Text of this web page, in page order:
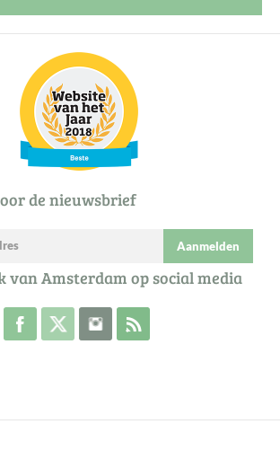
de nieuwsbrief
Aanmelden
van Amsterdam op social media
Volg de Buik op Facebook
Volg de Buik op Twitter
Volg de Buik op Instagram